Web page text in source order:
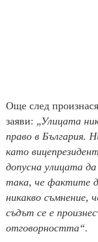
Още след
заяви: „Улицата
право в България.
като
допусна улицата
така, че фактите
никакво съмнение,
съдът се е
отговорността“.